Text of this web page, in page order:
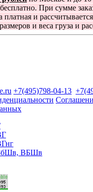
При сумме
платная и
и веса груза и
+7(495)798-04-13
ВБШв